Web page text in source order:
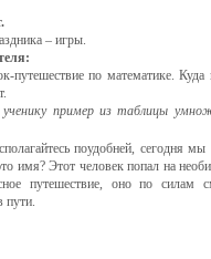
– игры.
путешествие по математике.
пример из таблицы
поудобней, сегодня
имя? Этот человек попал на
путешествие, оно по
пути.